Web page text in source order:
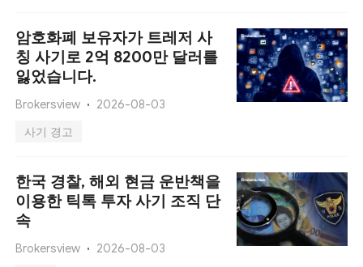
암호화폐 보유자가 트레저 사
칭 사기로 2억 8200만 달러를
잃었습니다.
Brokersview
2026-08-03
사기 경고
한국 경찰, 해외 현금 운반책을
이용한 틱톡 투자 사기 조직 단
속
Brokersview
2026-08-03